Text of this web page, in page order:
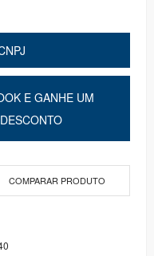
E GANHE UM
COMPARAR PRODUTO